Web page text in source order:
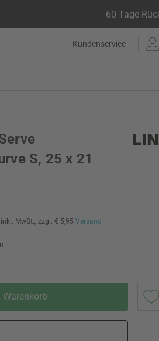
60 Tage
Kundenservice
S, 25 x 21
inkl. MwSt., zzgl. € 5,95 Versand
Warenkorb